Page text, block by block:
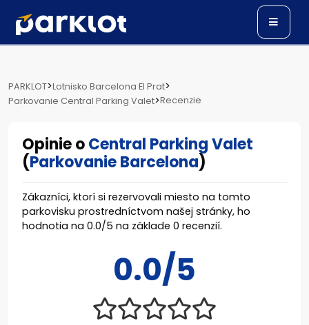
PARKLOT>Lotnisko Barcelona El Prat>
Parkovanie Central Parking Valet>Recenzie
Opinie oCentral Parking Valet
(Parkovanie Barcelona)
Zákazníci, ktorí si rezervovali miesto na tomto
parkovisku prostredníctvom našej stránky, ho
hodnotia na 0.0/5 na základe 0 recenzií.
0.0/5